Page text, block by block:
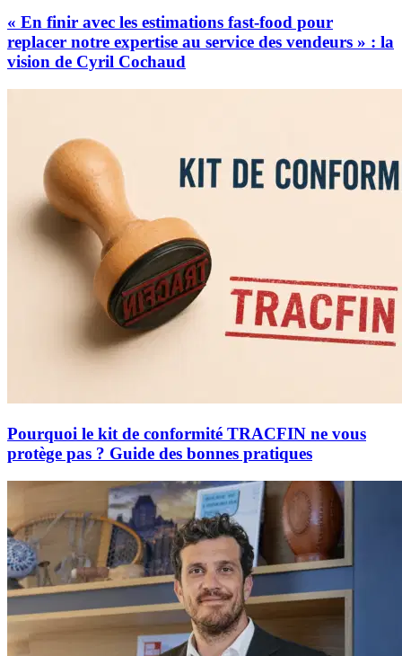
« En finir avec les estimations fast-food pour
replacer notre expertise au service des vendeurs » : la
vision de Cyril Cochaud
Pourquoi le kit de conformité TRACFIN ne vous
protège pas ? Guide des bonnes pratiques